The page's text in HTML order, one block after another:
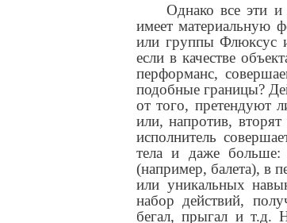
Однако все эти и
имеет материальную
или группы Флюксус
если в качестве
перформанс,
подобные границы?
от того, претендуют
или, напротив,
исполнитель
тела и даже больше:
(например, балета), в
или уникальных
набор действий,
бегал, прыгал и т.д.